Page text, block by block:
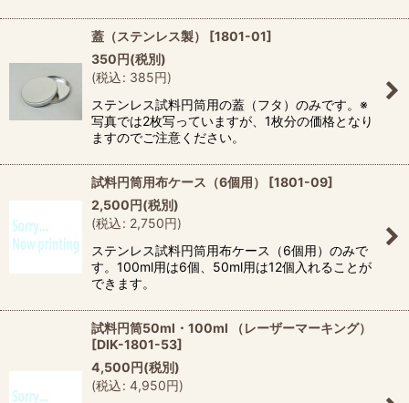
蓋（ステンレス製） [1801-01]
350円(税別)
(税込: 385円)
ステンレス試料円筒用の蓋（フタ）のみです。※
写真では2枚写っていますが、1枚分の価格となり
ますのでご注意ください。
試料円筒用布ケース（6個用） [1801-09]
2,500円(税別)
(税込: 2,750円)
ステンレス試料円筒用布ケース（6個用）のみで
す。100ml用は6個、50ml用は12個入れることが
できます。
試料円筒50ml・100ml （レーザーマーキング）
[DIK-1801-53]
4,500円(税別)
(税込: 4,950円)